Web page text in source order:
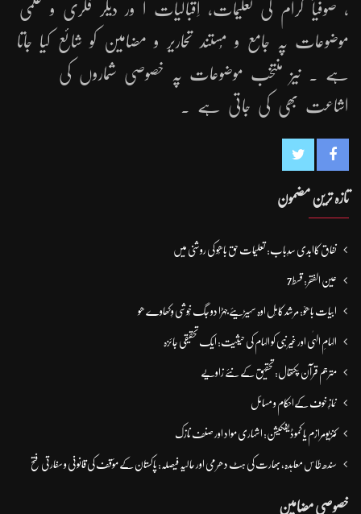
، صوفیأ کرام کی تعلیمات، اِقبالیات ا ور دیگر فکری و علمی
موضوعات پہ جامع و مُستند تحاریر و مضامین کو شائع کیا جاتا
ہے ۔ نیز منتخب موضوعات پہ خصوصی شماروں کی
اشاعت بھی کی جاتی ہے ۔
تازہ ترین مضمون
نفاق کاابدی سدِباب: تعلیمات حق باھُو کی روشنی میں
عین الفقر: قسط7
ابیات باھوؒ: مُرشد کامِل اوہ سہیڑیئے جہڑا دو جگ خُوشی وِکھاوے ھو
الہامِ الہٰی اور غیر نبی کو الہام کی حیثیت: ایک تحقیقی جائزہ
مترجم قرآن پکتھال: تحقیق کے نئے زاویے
نمازِ خوف کےاحکام و مسائل
کنزیومرازم یا کموڈیفکیشن: اشہاری مواد اور صنف نازک
سندھ طاس معاہدہ، بھارت کی ہٹ دھرمی اور حالیہ فیصلہ: پاکستان کے مؤقف کی قانونی و سفارتی فتح
خصوصی مضامین